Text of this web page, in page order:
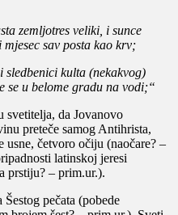
zemljotres veliki, i sunce
sav posta kao krv;
kulta (nekakvog)
se u belome gradu na vodi;“
svetitelja, da Jovanovo
preteče samog Antihrista,
usne, četvoro očiju (naočare? –
latinskoj jeresi
prstiju? – prim.ur.).
pečata (pobede